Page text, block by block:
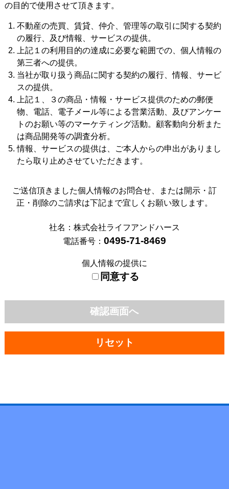
の目的で使用させて頂きます。
不動産の売買、賃貸、仲介、管理等の取引に関する契約
の履行、及び情報、サービスの提供。
上記１の利用目的の達成に必要な範囲での、個人情報の
第三者への提供。
当社が取り扱う商品に関する契約の履行、情報、サービ
スの提供。
上記１、３の商品・情報・サービス提供のための郵便
物、電話、電子メール等による営業活動、及びアンケー
トのお願い等のマーケティング活動。顧客動向分析また
は商品開発等の調査分析。
情報、サービスの提供は、ご本人からの申出がありまし
たら取り止めさせていただきます。
ご送信頂きました個人情報のお問合せ、または開示・訂
正・削除のご請求は下記まで宜しくお願い致します。
社名：株式会社ライフアンドハース
電話番号： 0495-71-8469
個人情報の提供に
同意する